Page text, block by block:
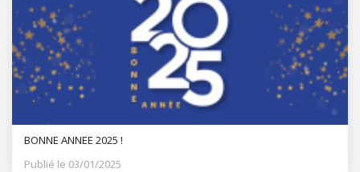
BONNE ANNEE 2025 !
Publié le 03/01/2025